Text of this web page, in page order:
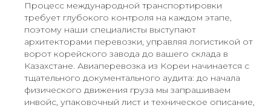
Процесс международной транспортировки
требует глубокого контроля на каждом этапе,
поэтому наши специалисты выступают
архитекторами перевозки, управляя логистикой от
ворот корейского завода до вашего склада в
Казахстане. Авиаперевозка из Кореи начинается с
тщательного документального аудита: до начала
физического движения груза мы запрашиваем
инвойс, упаковочный лист и техническое описание,